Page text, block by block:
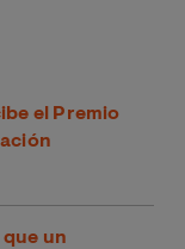
el Premio
un